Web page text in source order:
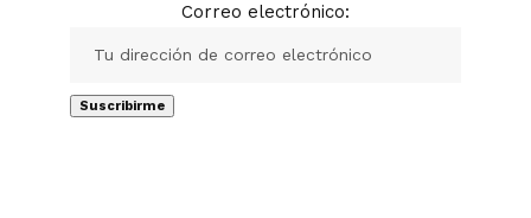
Correo electrónico: